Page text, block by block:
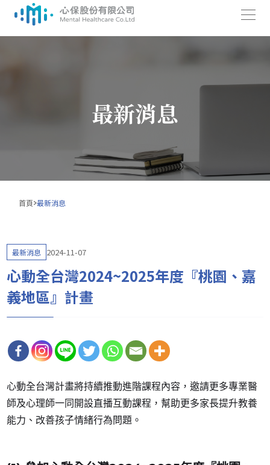
最新消息
首頁 最新消息
最新消息 2024-11-07
心動全台灣2024~2025年度『桃園、嘉
義地區』計畫
心動全台灣計畫將持續推動進階課程內容，邀請更多專業醫
師及心理師一同開設直播互動課程，幫助更多家長提升教養
能力、改善孩子情緒行為問題。